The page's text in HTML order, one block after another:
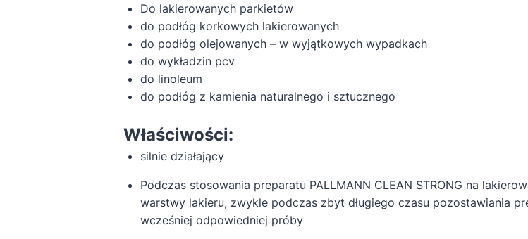
Do lakierowanych parkietów
do podłóg korkowych lakierowanych
do podłóg olejowanych – w wyjątkowych wypadkach
do wykładzin pcv
do linoleum
do podłóg z kamienia naturalnego i sztucznego
Właściwości:
silnie działający
Podczas stosowania preparatu PALLMANN CLEAN STRONG na
warstwy lakieru, zwykle podczas zbyt długiego czasu pozostawiania
wcześniej odpowiedniej próby